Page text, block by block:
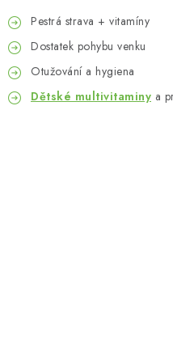
Pestrá strava + vitamíny
Dostatek pohybu venku
Otužování a hygiena
Dětské multivitaminy a